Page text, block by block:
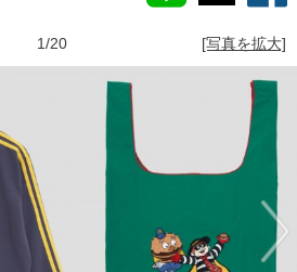
1/20 [写真を拡大]